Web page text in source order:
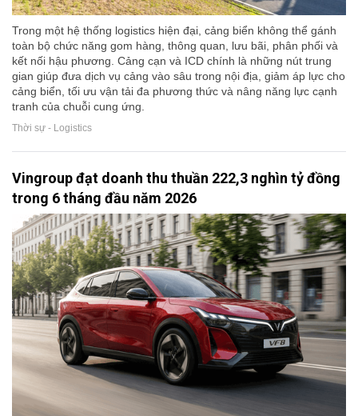
Trong một hệ thống logistics hiện đại, cảng biển không thể gánh
toàn bộ chức năng gom hàng, thông quan, lưu bãi, phân phối và
kết nối hậu phương. Cảng cạn và ICD chính là những nút trung
gian giúp đưa dịch vụ cảng vào sâu trong nội địa, giảm áp lực cho
cảng biển, tối ưu vận tải đa phương thức và nâng năng lực cạnh
tranh của chuỗi cung ứng.
Thời sự - Logistics
Vingroup đạt doanh thu thuần 222,3 nghìn tỷ đồng
trong 6 tháng đầu năm 2026